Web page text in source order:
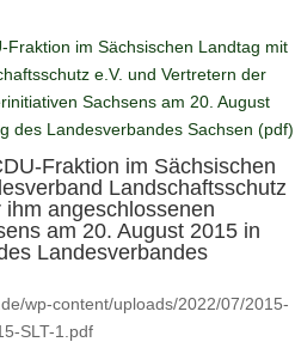
Fraktion im Sächsischen
Landschaftsschutz
angeschlossenen
am 20. August 2015 in
Landesverbandes
wp-content/uploads/2022/07/2015-
SLT-1.pdf